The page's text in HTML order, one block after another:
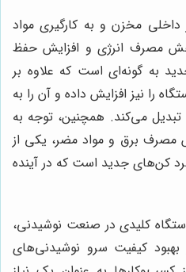
داخلی مخزن و به کارگیری مواد
مصرف انرژی و افزایش حفظ
به گونه‌ای است که علاوه بر
را نیز افزایش داده و آن را به
می‌کند. همچنین، توجه به
برق و مواد مضر، یکی از
کن‌های جدید است که در آینده
کلیدی در صنعت نوشیدنی،
کیفیت سرو نوشیدنی‌های